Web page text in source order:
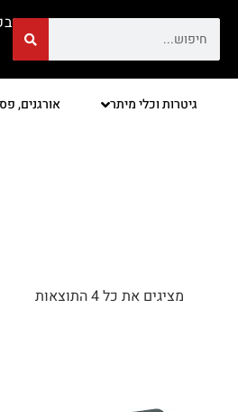
גיטרות וכלי מיתר אורגנים,
מציגים את כל ⁦4⁩ התוצאות